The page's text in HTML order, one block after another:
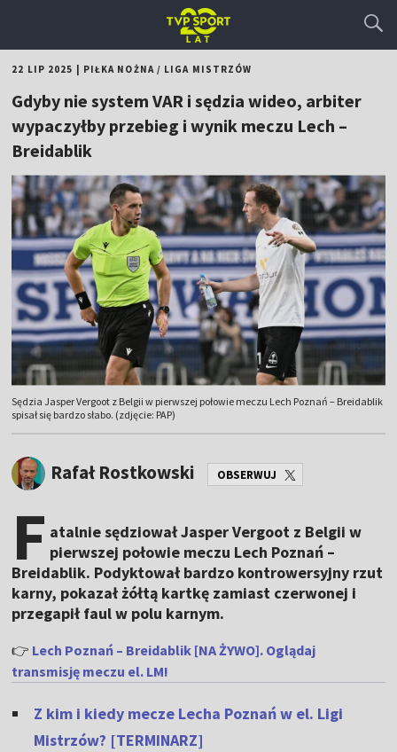
22 LIP 2025 PIŁKA NOŻNA/ LIGA MISTRZÓW
Gdyby nie system VAR i sędzia wideo, arbiter
wypaczyłby przebieg i wynik meczu Lech –
Breidablik
Sędzia Jasper Vergoot z Belgii w pierwszej połowie meczu Lech Poznań – Breidablik
spisał się bardzo słabo. (zdjęcie: PAP)
Rafał Rostkowski OBSERWUJ
F atalnie sędziował Jasper Vergoot z Belgii w
pierwszej połowie meczu Lech Poznań –
Breidablik. Podyktował bardzo kontrowersyjny rzut
karny, pokazał żółtą kartkę zamiast czerwonej i
przegapił faul w polu karnym.
👉 Lech Poznań – Breidablik [NA ŻYWO]. Oglądaj
transmisję meczu el. LM!
Z kim i kiedy mecze Lecha Poznań w el. Ligi
Mistrzów? [TERMINARZ]